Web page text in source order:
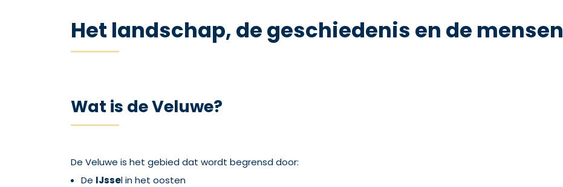
Het landschap, de geschiedenis en de mensen
Wat is de Veluwe?
De Veluwe is het gebied dat wordt begrensd door:
De IJssel in het oosten